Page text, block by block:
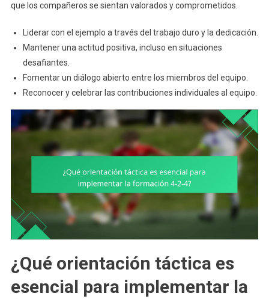
que los compañeros se sientan valorados y comprometidos.
Liderar con el ejemplo a través del trabajo duro y la dedicación.
Mantener una actitud positiva, incluso en situaciones
desafiantes.
Fomentar un diálogo abierto entre los miembros del equipo.
Reconocer y celebrar las contribuciones individuales al equipo.
¿Qué orientación táctica es
esencial para implementar la